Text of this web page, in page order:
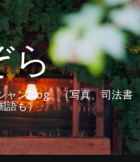
ら
ャンBlog。（写真、司法書
語も）